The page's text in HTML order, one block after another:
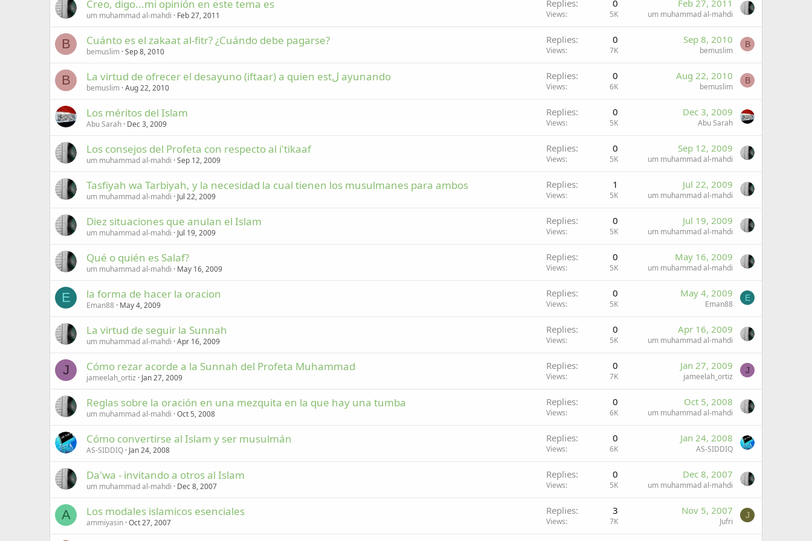
Creo, digo...mi opinión en este tema es
um muhammad al-mahdi Feb 27, 2011
Replies 0
Views 5K
Feb 27, 2011
um muhammad al-mahdi
B Cuánto es el zakaat al-fitr? ¿Cuándo debe pagarse?
bemuslim Sep 8, 2010
Replies 0
Views 7K
Sep 8, 2010
bemuslim
B
B La virtud de ofrecer el desayuno (iftaar) a quien estل ayunando
bemuslim Aug 22, 2010
Replies 0
Views 6K
Aug 22, 2010
bemuslim
B
Los méritos del Islam
Abu Sarah Dec 3, 2009
Replies 0
Views 5K
Dec 3, 2009
Abu Sarah
Los consejos del Profeta con respecto al i'tikaaf
um muhammad al-mahdi Sep 12, 2009
Replies 0
Views 5K
Sep 12, 2009
um muhammad al-mahdi
Tasfiyah wa Tarbiyah, y la necesidad la cual tienen los musulmanes para ambos
um muhammad al-mahdi Jul 22, 2009
Replies 1
Views 5K
Jul 22, 2009
um muhammad al-mahdi
Diez situaciones que anulan el Islam
um muhammad al-mahdi Jul 19, 2009
Replies 0
Views 5K
Jul 19, 2009
um muhammad al-mahdi
Qué o quién es Salaf?
um muhammad al-mahdi May 16, 2009
Replies 0
Views 5K
May 16, 2009
um muhammad al-mahdi
E la forma de hacer la oracion
Eman88 May 4, 2009
Replies 0
Views 5K
May 4, 2009
Eman88
E
La virtud de seguir la Sunnah
um muhammad al-mahdi Apr 16, 2009
Replies 0
Views 5K
Apr 16, 2009
um muhammad al-mahdi
J Cómo rezar acorde a la Sunnah del Profeta Muhammad
jameelah_ortiz Jan 27, 2009
Replies 0
Views 7K
Jan 27, 2009
jameelah_ortiz
J
Reglas sobre la oración en una mezquita en la que hay una tumba
um muhammad al-mahdi Oct 5, 2008
Replies 0
Views 6K
Oct 5, 2008
um muhammad al-mahdi
Cómo convertirse al Islam y ser musulmán
AS-SIDDIQ Jan 24, 2008
Replies 0
Views 6K
Jan 24, 2008
AS-SIDDIQ
Da'wa - invitando a otros al Islam
um muhammad al-mahdi Dec 8, 2007
Replies 0
Views 5K
Dec 8, 2007
um muhammad al-mahdi
A Los modales islamicos esenciales
ammiyasin Oct 27, 2007
Replies 3
Views 7K
Nov 5, 2007
Jufri
J